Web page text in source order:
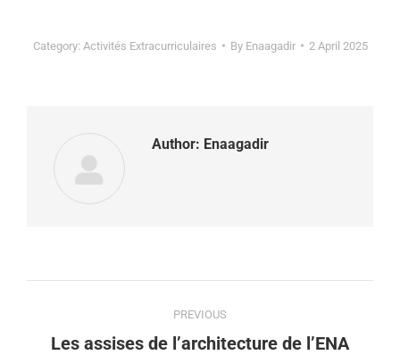
Category: Activités Extracurriculaires By Enaagadir 2 April 2025
Author: Enaagadir
PREVIOUS
Les assises de l’architecture de l’ENA